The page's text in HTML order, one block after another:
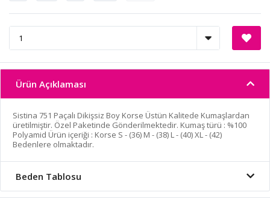
Ürün Açıklaması
Sistina 751 Paçalı Dikişsiz Boy Korse Üstün Kalitede Kumaşlardan
üretilmiştir. Özel Paketinde Gönderilmektedir. Kumaş türü : %100
Polyamid Ürün içeriği : Korse S - (36) M - (38) L - (40) XL - (42)
Bedenlere olmaktadır.
Beden Tablosu